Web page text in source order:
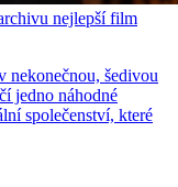
nejlepší film
nekonečnou, šedivou
jedno náhodné
společenství, které